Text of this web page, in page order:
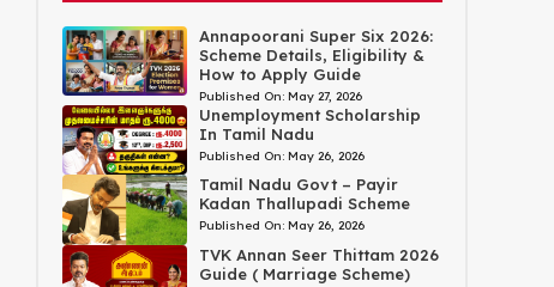
Annapoorani Super Six 2026:
Scheme Details, Eligibility &
How to Apply Guide
Published On: May 27, 2026
Unemployment Scholarship
In Tamil Nadu
Published On: May 26, 2026
Tamil Nadu Govt – Payir
Kadan Thallupadi Scheme
Published On: May 26, 2026
TVK Annan Seer Thittam 2026
Guide ( Marriage Scheme)